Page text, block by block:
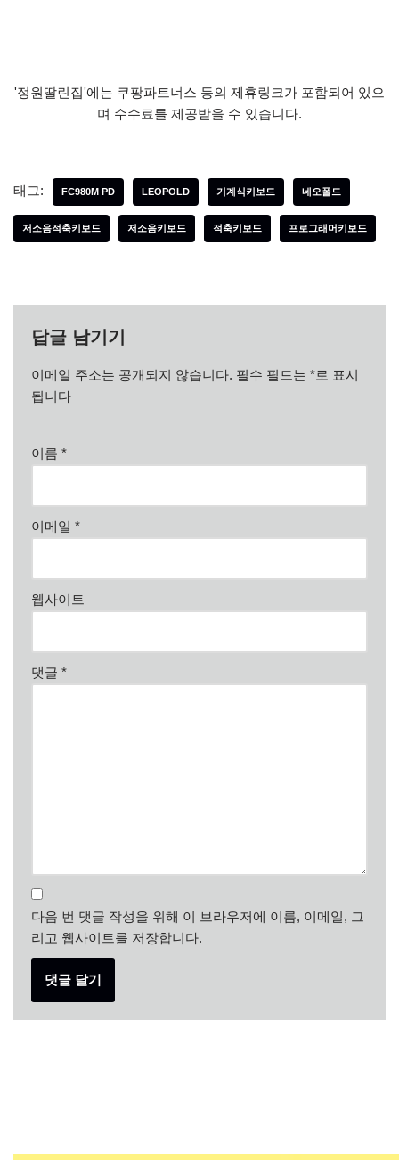
'정원딸린집'에는 쿠팡파트너스 등의 제휴링크가 포함되어 있으
며 수수료를 제공받을 수 있습니다.
태그: FC980M PD LEOPOLD 기계식키보드 네오폴드
저소음적축키보드 저소음키보드 적축키보드 프로그래머키보드
답글 남기기
이메일 주소는 공개되지 않습니다. 필수 필드는 *로 표시
됩니다
이름 *
이메일 *
웹사이트
댓글 *
다음 번 댓글 작성을 위해 이 브라우저에 이름, 이메일, 그
리고 웹사이트를 저장합니다.